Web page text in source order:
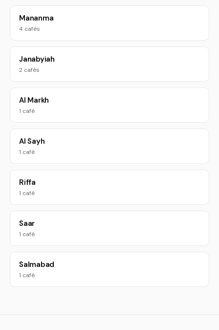
Mananma
4 cafés
Janabyiah
2 cafés
Al Markh
1 café
Al Sayh
1 café
Riffa
1 café
Saar
1 café
Salmabad
1 café